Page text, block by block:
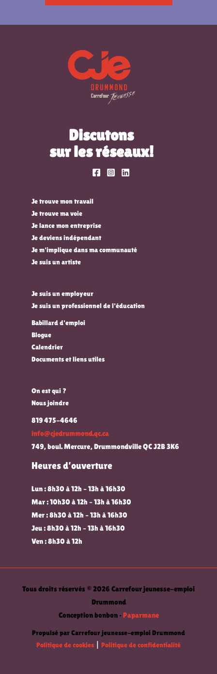
Discutons
sur les réseaux!
Je trouve mon travail
Je trouve ma voie
Je lance mon entreprise
Je deviens indépendant
Je m'implique dans ma communauté
Je suis un artiste
Je suis un employeur
Je suis un professionnel de l'éducation
Babillard d'emploi
Blogue
Calendrier
Documents et liens utiles
On est qui ?
Nous joindre
819 475-4646
info@cjedrummond.qc.ca
749, boul. Mercure, Drummondville QC J2B 3K6
Heures d’ouverture
Lun : 8h30 à 12h – 13h à 16h30
Mar : 10h30 à 12h – 13h à 16h30
Mer : 8h30 à 12h – 13h à 16h30
Jeu : 8h30 à 12h – 13h à 16h30
Ven : 8h30 à 12h
Tous droits réservés © 2026 Carrefour jeunesse-emploi
Drummond
Conception bonbon • Paparmane
Propulsé par Carrefour jeunesse-emploi Drummond
Politique de cookies
Politique de confidentialité